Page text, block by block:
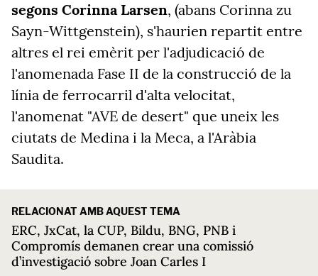
segons Corinna Larsen, (abans Corinna zu
Sayn-Wittgenstein), s'haurien repartit entre
altres el rei emèrit per l'adjudicació de
l'anomenada Fase II de la construcció de la
línia de ferrocarril d'alta velocitat,
l'anomenat "AVE de desert" que uneix les
ciutats de Medina i la Meca, a l'Aràbia
Saudita.
RELACIONAT AMB AQUEST TEMA
ERC, JxCat, la CUP, Bildu, BNG, PNB i
Compromís demanen crear una comissió
d’investigació sobre Joan Carles I